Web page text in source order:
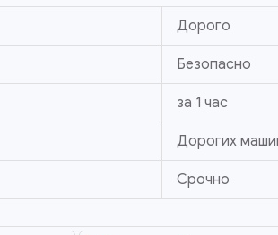
Дорого
Безопасно
за 1 час
Дорогих
Срочно